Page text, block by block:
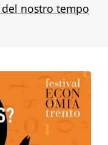
del nostro tempo